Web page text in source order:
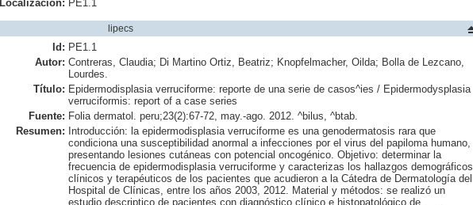
Localización: PE1.1
lipecs
Id: PE1.1
Autor: Contreras, Claudia; Di Martino Ortiz, Beatriz; Knopfelmacher, Oilda; Bolla de Lezcano,
Lourdes.
Título: Epidermodisplasia verruciforme: reporte de una serie de casos^ies / Epidermodysplasia
verruciformis: report of a case series
Fuente: Folia dermatol. peru;23(2):67-72, may.-ago. 2012. ^bilus, ^btab.
Resumen: Introducción: la epidermodisplasia verruciforme es una genodermatosis rara que
condiciona una susceptibilidad anormal a infecciones por el virus del papiloma humano,
presentando lesiones cutáneas con potencial oncogénico. Objetivo: determinar la
frecuencia de epidermodisplasia verruciforme y caracterizas los hallazgos demográficos,
clínicos y terapéuticos de los pacientes que acudieron a la Cátedra de Dermatología del
Hospital de Clínicas, entre los años 2003, 2012. Material y métodos: se realizó un
estudio descriptico de pacientes con diagnóstico clínico e histopatológico de